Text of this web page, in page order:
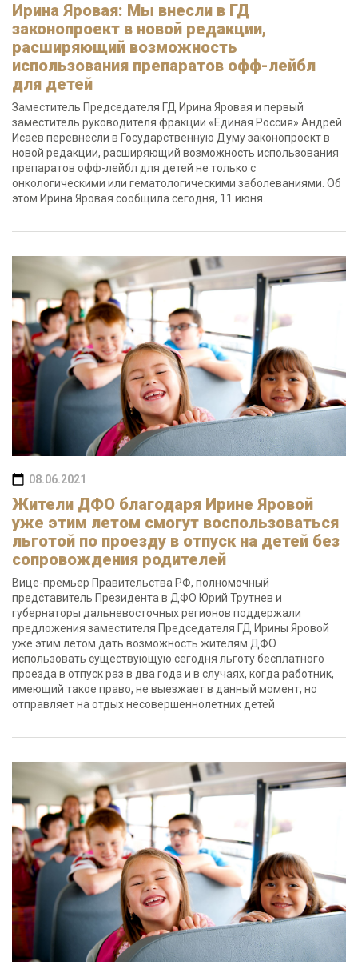
Ирина Яровая: Мы внесли в ГД
законопроект в новой редакции,
расширяющий возможность
использования препаратов офф-лейбл
для детей
Заместитель Председателя ГД Ирина Яровая и первый
заместитель руководителя фракции «Единая Россия» Андрей
Исаев перевнесли в Государственную Думу законопроект в
новой редакции, расширяющий возможность использования
препаратов офф-лейбл для детей не только с
онкологическими или гематологическими заболеваниями. Об
этом Ирина Яровая сообщила сегодня, 11 июня.
08.06.2021
Жители ДФО благодаря Ирине Яровой
уже этим летом смогут воспользоваться
льготой по проезду в отпуск на детей без
сопровождения родителей
Вице-премьер Правительства РФ, полномочный
представитель Президента в ДФО Юрий Трутнев и
губернаторы дальневосточных регионов поддержали
предложения заместителя Председателя ГД Ирины Яровой
уже этим летом дать возможность жителям ДФО
использовать существующую сегодня льготу бесплатного
проезда в отпуск раз в два года и в случаях, когда работник,
имеющий такое право, не выезжает в данный момент, но
отправляет на отдых несовершеннолетних детей